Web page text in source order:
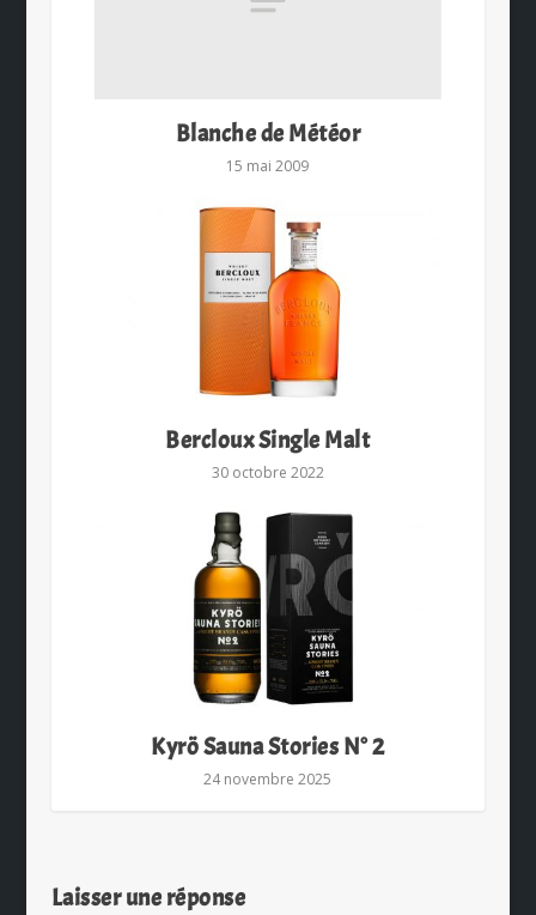
Blanche de Météor
15 mai 2009
Bercloux Single Malt
30 octobre 2022
Kyrö Sauna Stories N° 2
24 novembre 2025
Laisser une réponse